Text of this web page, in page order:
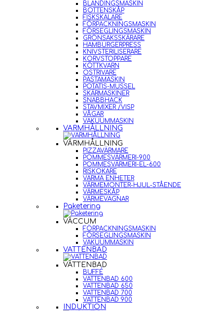
BLANDINGSMASKIN
BOTTENSKÅP
FISKSKALARE
FÖRPACKNINGSMASKIN
FÖRSEGLINGSMASKIN
GRÖNSAKSSKÄRARE
HAMBURGERPRESS
KNIVSTERILISERARE
KORVSTOPPARE
KÖTTKVARN
OSTRIVARE
PASTAMASKIN
POTATIS-MUSSEL
SKÄRMASKINER
SNABBHACK
STAVMIXER /VISP
VÅGAR
VAKUUMMASKIN
VARMHÅLLNING
VARMHÅLLNING
PIZZAVÄRMARE
POMMESVÄRMERI-900
POMMESVÄRMERI-EL-600
RISKOKARE
VARMA ENHETER
VÄRMEMONTER-HJUL-STÅENDE
VÄRMESKÅP
VÄRMEVAGNAR
Paketering
VACCUM
FÖRPACKNINGSMASKIN
FÖRSEGLINGSMASKIN
VAKUUMMASKIN
VATTENBAD
VATTENBAD
BUFFÉ
VATTENBAD 600
VATTENBAD 650
VATTENBAD 700
VATTENBAD 900
INDUKTION